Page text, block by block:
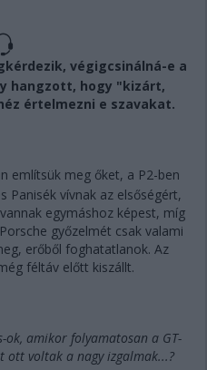
végigcsinálná-e a
hangzott, hogy "kizárt,
értelmezni e szavakat.
említsük meg őket, a P2-ben
Panisék vívnak az elsőségért,
egymáshoz képest, míg
győzelmét csak valami
erőből foghatatlanok. Az
féltáv előtt kiszállt.
ok, amikor folyamatosan a GT-
ott voltak a nagy izgalmak...?